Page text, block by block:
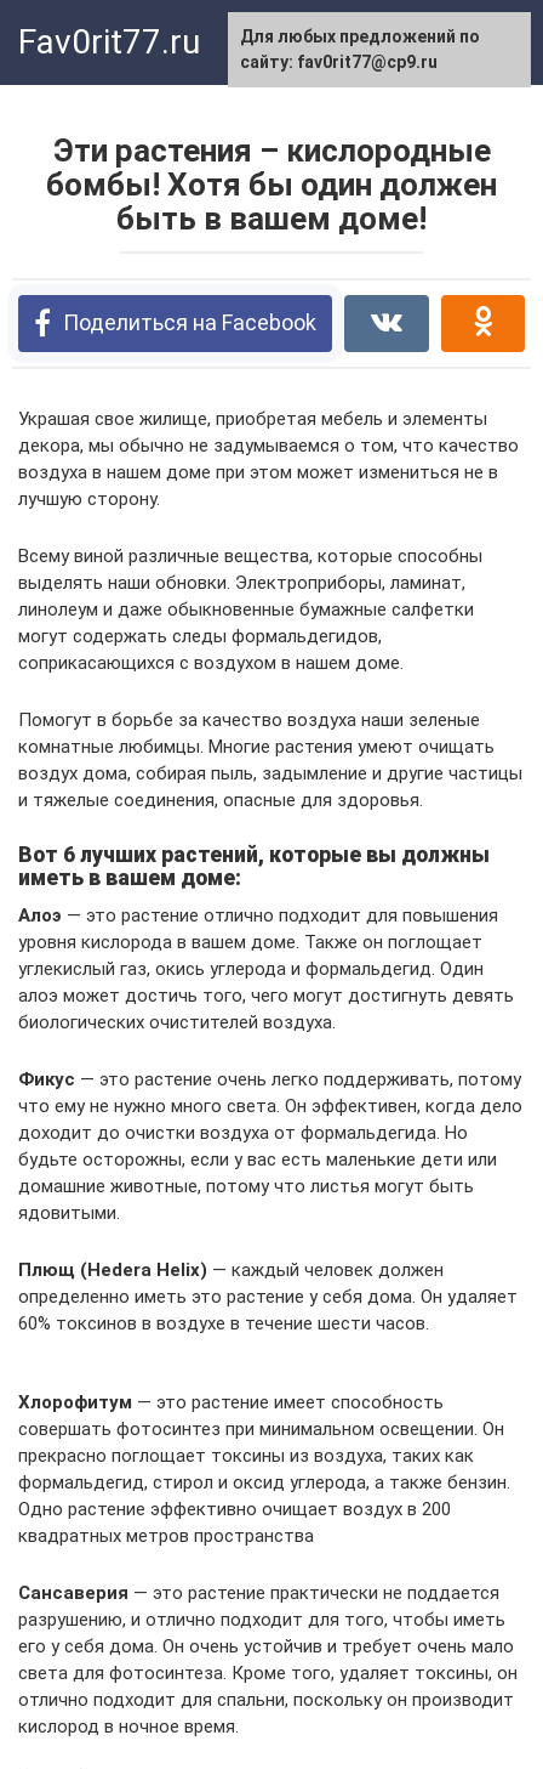
Fav0rit77.ru
Эти растения – кислородные
бомбы! Хотя бы один должен
быть в вашем доме!
Поделиться на Facebook
Украшая свое жилище, приобретая мебель и элементы
декора, мы обычно не задумываемся о том, что качество
воздуха в нашем доме при этом может измениться не в
лучшую сторону.
Всему виной различные вещества, которые способны
выделять наши обновки. Электроприборы, ламинат,
линолеум и даже обыкновенные бумажные салфетки
могут содержать следы формальдегидов,
соприкасающихся с воздухом в нашем доме.
Помогут в борьбе за качество воздуха наши зеленые
комнатные любимцы. Многие растения умеют очищать
воздух дома, собирая пыль, задымление и другие частицы
и тяжелые соединения, опасные для здоровья.
Вот 6 лучших растений, которые вы должны
иметь в вашем доме:
Алоэ — это растение отлично подходит для повышения
уровня кислорода в вашем доме. Также он поглощает
углекислый газ, окись углерода и формальдегид. Один
алоэ может достичь того, чего могут достигнуть девять
биологических очистителей воздуха.
Фикус — это растение очень легко поддерживать, потому
что ему не нужно много света. Он эффективен, когда дело
доходит до очистки воздуха от формальдегида. Но
будьте осторожны, если у вас есть маленькие дети или
домашние животные, потому что листья могут быть
ядовитыми.
Плющ (Hedera Helix) — каждый человек должен
определенно иметь это растение у себя дома. Он удаляет
60% токсинов в воздухе в течение шести часов.
Хлорофитум — это растение имеет способность
совершать фотосинтез при минимальном освещении. Он
прекрасно поглощает токсины из воздуха, таких как
формальдегид, стирол и оксид углерода, а также бензин.
Одно растение эффективно очищает воздух в 200
квадратных метров пространства
Сансаверия — это растение практически не поддается
разрушению, и отлично подходит для того, чтобы иметь
его у себя дома. Он очень устойчив и требует очень мало
света для фотосинтеза. Кроме того, удаляет токсины, он
отлично подходит для спальни, поскольку он производит
кислород в ночное время.
Для любых предложений по
сайту: fav0rit77@cp9.ru